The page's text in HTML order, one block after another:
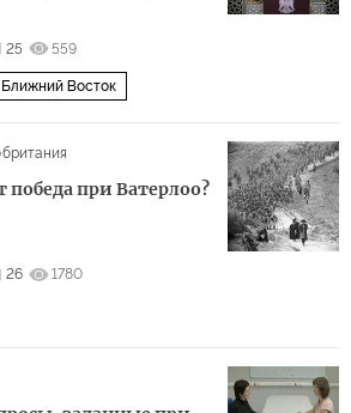
25 559
Ближний Восток
при Ватерлоо?
26 1780